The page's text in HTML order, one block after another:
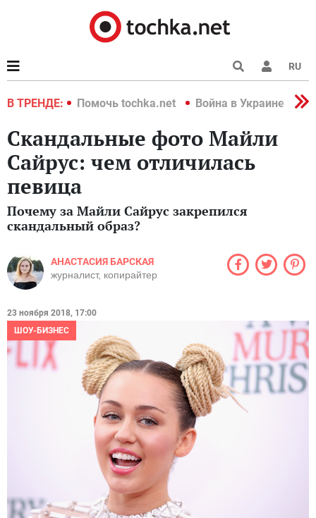
RU
В ТРЕНДЕ:
2022 Помочь tochka.net Война в Украине 2022
Скандальные фото Майли
Сайрус: чем отличилась
певица
Почему за Майли Сайрус закрепился
скандальный образ?
АНАСТАСИЯ БАРСКАЯ
журналист, копирайтер
23 ноября 2018, 17:00
ШОУ-БИЗНЕС